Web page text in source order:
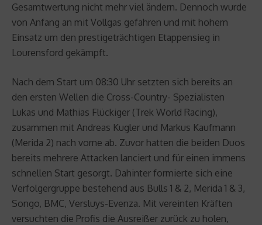
Gesamtwertung nicht mehr viel ändern. Dennoch wurde
von Anfang an mit Vollgas gefahren und mit hohem
Einsatz um den prestigeträchtigen Etappensieg in
Lourensford gekämpft.
Nach dem Start um 08:30 Uhr setzten sich bereits an
den ersten Wellen die Cross-Country- Spezialisten
Lukas und Mathias Flückiger (Trek World Racing),
zusammen mit Andreas Kugler und Markus Kaufmann
(Merida 2) nach vorne ab. Zuvor hatten die beiden Duos
bereits mehrere Attacken lanciert und für einen immens
schnellen Start gesorgt. Dahinter formierte sich eine
Verfolgergruppe bestehend aus Bulls 1 & 2, Merida 1 & 3,
Songo, BMC, Versluys-Evenza. Mit vereinten Kräften
versuchten die Profis die Ausreißer zurück zu holen,